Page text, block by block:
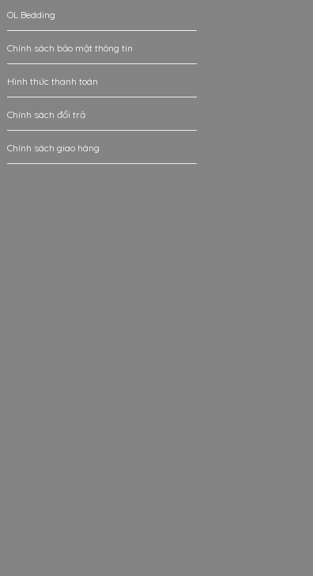
OL Bedding
Chính sách bảo mật thông tin
Hình thức thanh toán
Chính sách đổi trả
Chính sách giao hàng